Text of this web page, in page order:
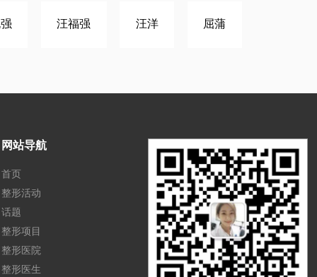
汪福强 汪洋 屈蒲
网站导航
首页
整形活动
话题
整形项目
整形医院
整形医生